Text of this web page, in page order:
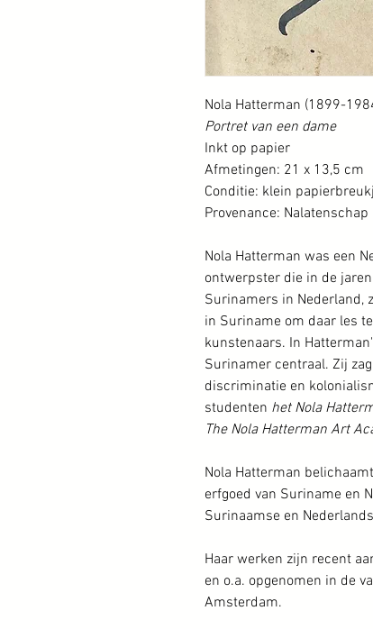
Nola Hatterman (1899-
Portret van een dame
Inkt op papier
Afmetingen: 21 x 13,5 cm
Conditie: klein
Provenance:
Nola Hatterman was een
ontwerpster die in de
Surinamers in Nederland,
in Suriname om daar les
kunstenaars. In
Surinamer centraal. Zij
discriminatie en
studenten het Nola
The Nola Hatterman Art
Nola Hatterman
erfgoed van Suriname en
Surinaamse en
Haar werken zijn recent
en o.a. opgenomen in de
Amsterdam.